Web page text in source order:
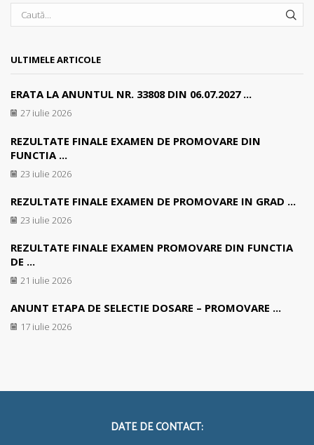
ULTIMELE ARTICOLE
ERATA LA ANUNTUL NR. 33808 DIN 06.07.2027 ...
27 iulie 2026
REZULTATE FINALE EXAMEN DE PROMOVARE DIN
FUNCTIA ...
23 iulie 2026
REZULTATE FINALE EXAMEN DE PROMOVARE IN GRAD ...
23 iulie 2026
REZULTATE FINALE EXAMEN PROMOVARE DIN FUNCTIA
DE ...
21 iulie 2026
ANUNT ETAPA DE SELECTIE DOSARE – PROMOVARE ...
17 iulie 2026
DATE DE CONTACT: